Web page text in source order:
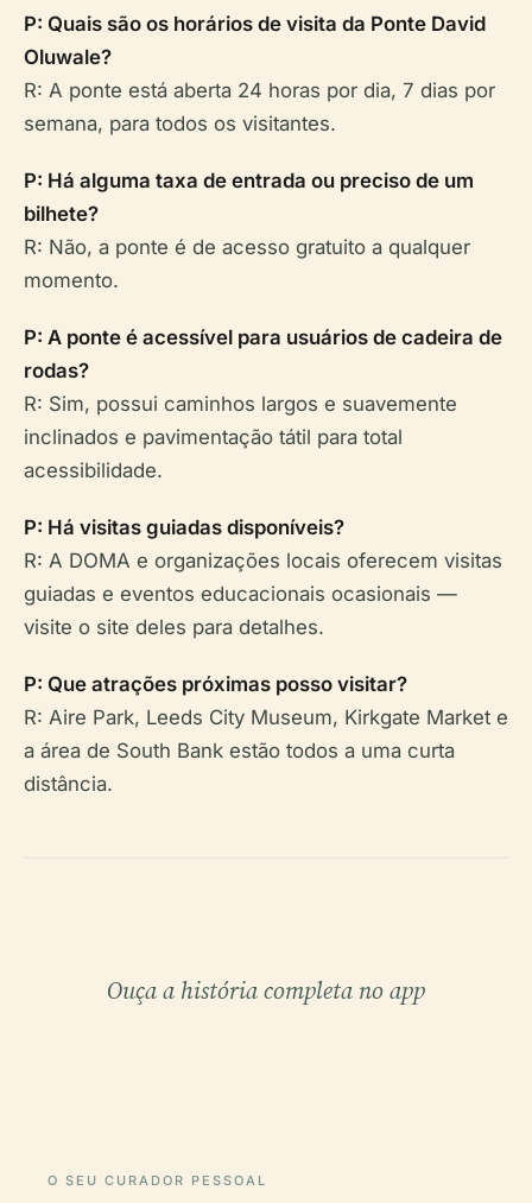
P: Quais são os horários de visita da Ponte David
Oluwale?
R: A ponte está aberta 24 horas por dia, 7 dias por
semana, para todos os visitantes.
P: Há alguma taxa de entrada ou preciso de um
bilhete?
R: Não, a ponte é de acesso gratuito a qualquer
momento.
P: A ponte é acessível para usuários de cadeira de
rodas?
R: Sim, possui caminhos largos e suavemente
inclinados e pavimentação tátil para total
acessibilidade.
P: Há visitas guiadas disponíveis?
R: A DOMA e organizações locais oferecem visitas
guiadas e eventos educacionais ocasionais —
visite o site deles para detalhes.
P: Que atrações próximas posso visitar?
R: Aire Park, Leeds City Museum, Kirkgate Market e
a área de South Bank estão todos a uma curta
distância.
Ouça a história completa no app
O SEU CURADOR PESSOAL